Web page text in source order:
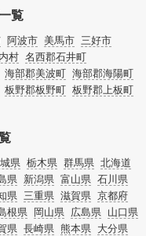
グノートの選び方や、整理整
クしてみてください。
覧
阿波市 美馬市 三好市
村 名西郡石井町
海部郡美波町 海部郡海陽町
板野郡板野町 板野郡上板町
県 栃木県 群馬県 北海道
県 新潟県 富山県 石川県
県 三重県 滋賀県 京都府
根県 岡山県 広島県 山口県
県 長崎県 熊本県 大分県